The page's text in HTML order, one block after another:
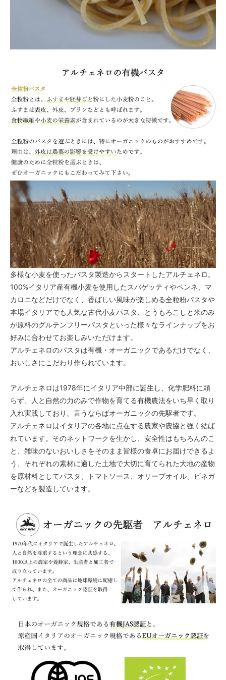
多様な小麦を使ったパスタ製造からスタートしたアルチェネロ。
100%イタリア産有機小麦を使用したスバゲッティやペンネ、マ
カロニなどだけでなく、香ばしい風味が楽しめる全粒粉パスタや
本場イタリアでも人気な古代小麦パスタ、とうもろこしと米のみ
が原料のグルテンフリーパスタといった様々なラインナップをお
好みに合わせてお楽しみいただけます。
アルチェネロのパスタは有機・オーガニックであるだけでなく、
おいしさにこだわり作られています。
アルチェネロは1978年にイタリア中部に誕生し、化学肥料に頼
らず、人と自然の力のみで作物を育てる有機農法をいち早く取り
入れ実践しており、言うならばオーガニックの先駆者です。
アルチェネロはイタリアの各地に点在する農家や農協と強く結ば
れています。そのネットワークを生かし、安全性はもちろんのこ
と、雑味のないおいしさをそのまま皆様の食卓にお届けできるよ
う、それぞれの素材に適した土地で大切に育てられた大地の産物
を原材料としてパスタ、トマトソース、オリーブオイル、ビネガ
ーなどを製造しています。